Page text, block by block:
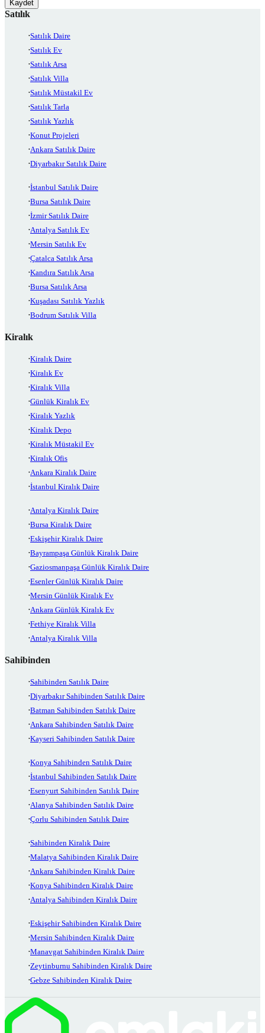
Kaydet
Satılık
Satılık Daire
Satılık Ev
Satılık Arsa
Satılık Villa
Satılık Müstakil Ev
Satılık Tarla
Satılık Yazlık
Konut Projeleri
Ankara Satılık Daire
Diyarbakır Satılık Daire
İstanbul Satılık Daire
Bursa Satılık Daire
İzmir Satılık Daire
Antalya Satılık Ev
Mersin Satılık Ev
Çatalca Satılık Arsa
Kandıra Satılık Arsa
Bursa Satılık Arsa
Kuşadası Satılık Yazlık
Bodrum Satılık Villa
Kiralık
Kiralık Daire
Kiralık Ev
Kiralık Villa
Günlük Kiralık Ev
Kiralık Yazlık
Kiralık Depo
Kiralık Müstakil Ev
Kiralık Ofis
Ankara Kiralık Daire
İstanbul Kiralık Daire
Antalya Kiralık Daire
Bursa Kiralık Daire
Eskişehir Kiralık Daire
Bayrampaşa Günlük Kiralık Daire
Gaziosmanpaşa Günlük Kiralık Daire
Esenler Günlük Kiralık Daire
Mersin Günlük Kiralık Ev
Ankara Günlük Kiralık Ev
Fethiye Kiralık Villa
Antalya Kiralık Villa
Sahibinden
Sahibinden Satılık Daire
Diyarbakır Sahibinden Satılık Daire
Batman Sahibinden Satılık Daire
Ankara Sahibinden Satılık Daire
Kayseri Sahibinden Satılık Daire
Konya Sahibinden Satılık Daire
İstanbul Sahibinden Satılık Daire
Esenyurt Sahibinden Satılık Daire
Alanya Sahibinden Satılık Daire
Çorlu Sahibinden Satılık Daire
Sahibinden Kiralık Daire
Malatya Sahibinden Kiralık Daire
Ankara Sahibinden Kiralık Daire
Konya Sahibinden Kiralık Daire
Antalya Sahibinden Kiralık Daire
Eskişehir Sahibinden Kiralık Daire
Mersin Sahibinden Kiralık Daire
Manavgat Sahibinden Kiralık Daire
Zeytinburnu Sahibinden Kiralık Daire
Gebze Sahibinden Kiralık Daire